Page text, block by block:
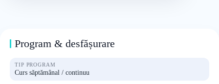
Program & desfășurare
TIP PROGRAM
Curs săptămânal / continuu